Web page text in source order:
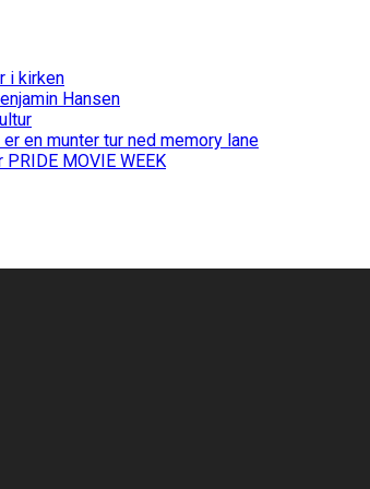
i kirken
Hansen
en munter tur ned memory lane
MOVIE WEEK